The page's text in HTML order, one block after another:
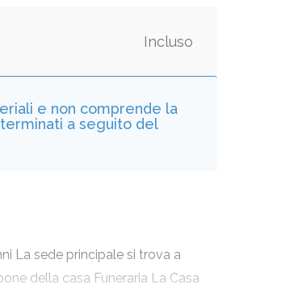
Incluso
e non comprende la
a seguito del
La sede principale si trova a
della casa Funeraria La Casa